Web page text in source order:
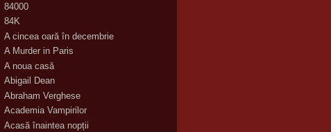
84000
84K
A cincea oară în decembrie
A Murder in Paris
A noua casă
Abigail Dean
Abraham Verghese
Academia Vampirilor
Acasă înaintea nopții